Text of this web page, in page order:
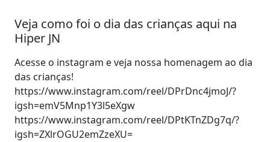
Veja como foi o dia das crianças aqui na
Hiper JN
Acesse o instagram e veja nossa homenagem ao dia
das crianças!
https://www.instagram.com/reel/DPrDnc4jmoJ/?
igsh=emV5Mnp1Y3l5eXgw
https://www.instagram.com/reel/DPtKTnZDg7q/?
igsh=ZXlrOGU2emZzeXU=